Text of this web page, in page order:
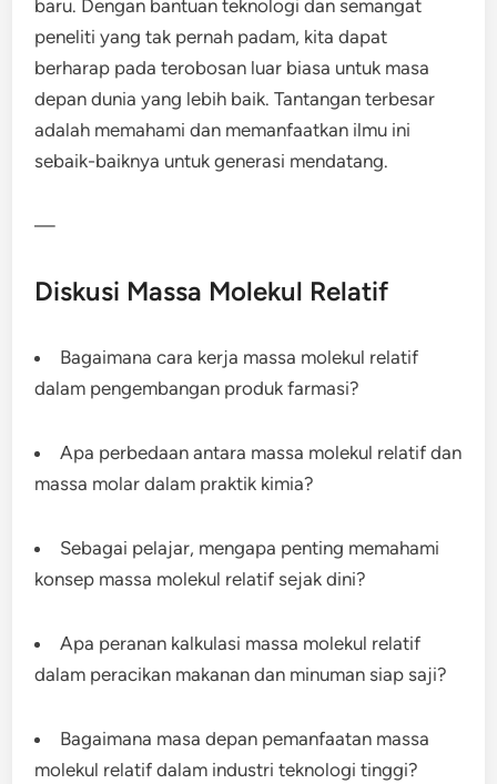
baru. Dengan bantuan teknologi dan semangat
peneliti yang tak pernah padam, kita dapat
berharap pada terobosan luar biasa untuk masa
depan dunia yang lebih baik. Tantangan terbesar
adalah memahami dan memanfaatkan ilmu ini
sebaik-baiknya untuk generasi mendatang.
—
Diskusi Massa Molekul Relatif
Bagaimana cara kerja massa molekul relatif
dalam pengembangan produk farmasi?
Apa perbedaan antara massa molekul relatif dan
massa molar dalam praktik kimia?
Sebagai pelajar, mengapa penting memahami
konsep massa molekul relatif sejak dini?
Apa peranan kalkulasi massa molekul relatif
dalam peracikan makanan dan minuman siap saji?
Bagaimana masa depan pemanfaatan massa
molekul relatif dalam industri teknologi tinggi?